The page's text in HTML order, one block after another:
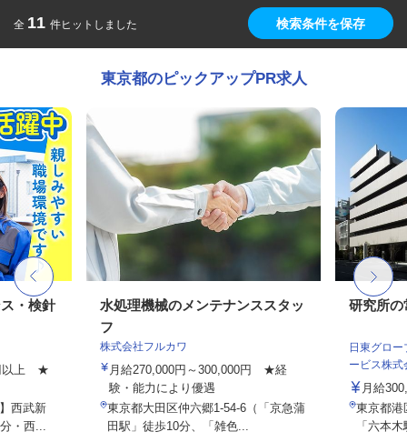
全 11 件ヒットしました 検索条件を保存
東京都のピックアップPR求人
・検針
以上 ★
西武新
・西...
水処理機械のメンテナンススタッ
フ
株式会社フルカワ
月給270,000円～300,000円 ★経
験・能力により優遇
東京都大田区仲六郷1-54-6（「京急蒲
田駅」徒歩10分、「雑色...
研究所の
日東グロ
ービス株式
月給
東京都港
「六本